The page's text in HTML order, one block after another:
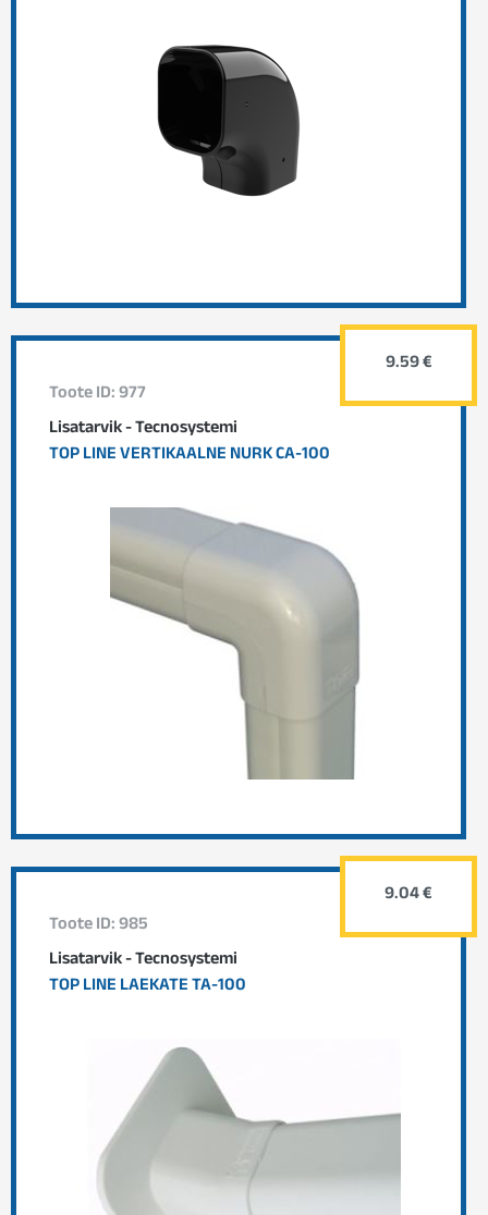
Toote ID: 977
Lisatarvik - Tecnosystemi
TOP LINE VERTIKAALNE NURK CA-100
9.59 €
Toote ID: 985
Lisatarvik - Tecnosystemi
TOP LINE LAEKATE TA-100
9.04 €